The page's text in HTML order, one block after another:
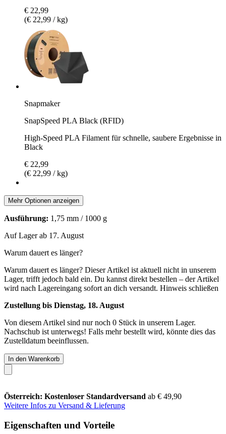
€ 22,99
(€ 22,99 / kg)
Snapmaker
SnapSpeed PLA Black (RFID)
High-Speed PLA Filament für schnelle, saubere Ergebnisse in
Black
€ 22,99
(€ 22,99 / kg)
Mehr Optionen anzeigen
Ausführung: 1,75 mm / 1000 g
Auf Lager ab 17. August
Warum dauert es länger?
Warum dauert es länger? Dieser Artikel ist aktuell nicht in unserem
Lager, trifft jedoch bald ein. Du kannst direkt bestellen – der Artikel
wird nach Lagereingang sofort an dich versandt. Hinweis schließen
Zustellung bis Dienstag, 18. August
Von diesem Artikel sind nur noch 0 Stück in unserem Lager.
Nachschub ist unterwegs! Falls mehr bestellt wird, könnte dies das
Zustelldatum beeinflussen.
In den Warenkorb
Österreich: Kostenloser Standardversand ab € 49,90
Weitere Infos zu Versand & Lieferung
Eigenschaften und Vorteile